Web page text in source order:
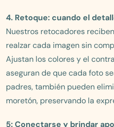
4. Retoque: cuando el
Nuestros retocadores
realzar cada imagen sin
Ajustan los colores y el
aseguran de que cada foto
padres, también pueden
moretón, preservando la
5: Conectarse y brindar